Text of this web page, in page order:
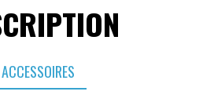
ACCESSOIRES